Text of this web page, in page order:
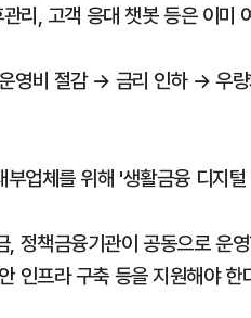
리, 고객 응대 챗봇 등은 이미
영비 절감 → 금리 인하 → 우
업체를 위해 '생활금융 디지
정책금융기관이 공동으로 운
인프라 구축 등을 지원해야 한